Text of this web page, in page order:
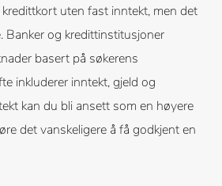
kredittkort uten fast inntekt, men det
og kredittinstitusjoner
basert på søkerens
inkluderer inntekt, gjeld og
kan du bli ansett som en høyere
det vanskeligere å få godkjent en